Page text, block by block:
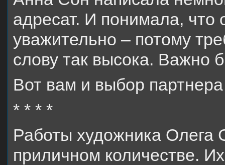
адресат. И понимала,
уважительно – потому
слову так высока. Важно
Вот вам и выбор
* * * *
Работы художника Олега
приличном количестве.